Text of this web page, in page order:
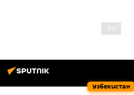
Узбекистан